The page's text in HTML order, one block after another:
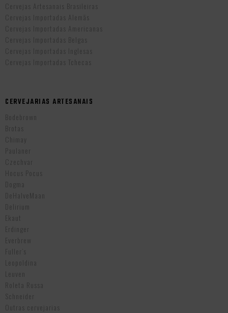
Cervejas Artesanais Brasileiras
Cervejas Importadas Alemãs
Cervejas Importadas Americanas
Cervejas Importadas Belgas
Cervejas Importadas Inglesas
Cervejas Importadas Tchecas
CERVEJARIAS ARTESANAIS
Bodebrown
Brotas
Chimay
Paulaner
Czechvar
Hocus Pocus
Dogma
DeHalveMaan
Delirium
Ekaut
Erdinger
Everbrew
Fuller’s
Leopoldina
Leuven
Roleta Russa
Schneider
Outras cervejarias